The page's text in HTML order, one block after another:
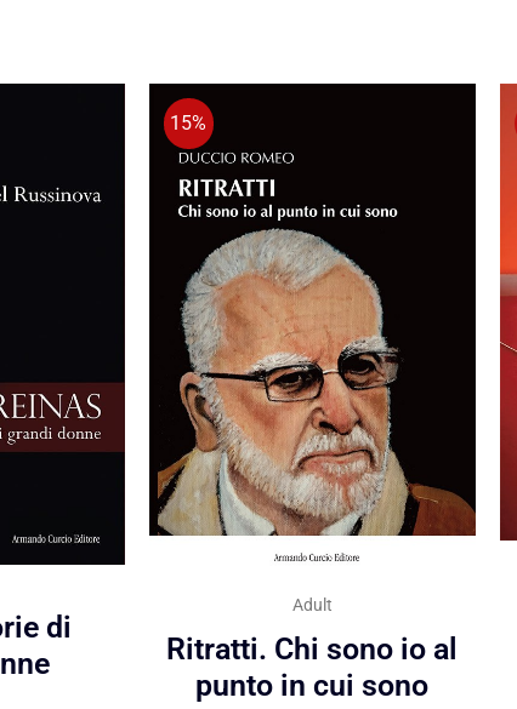
di
15%
Adult
Ritratti. Chi sono io al
punto in cui sono